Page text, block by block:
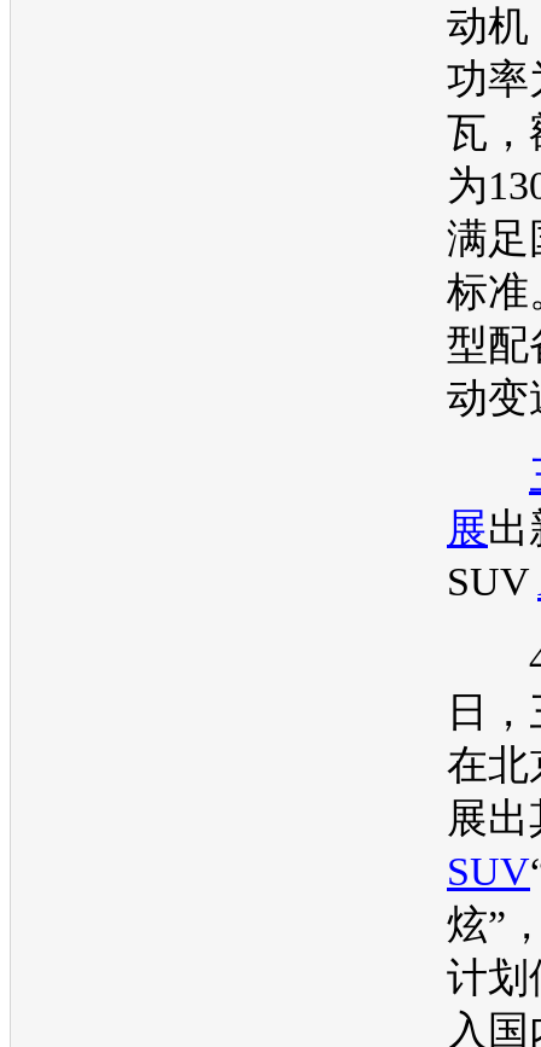
动机
功率
瓦，
为
满
标准
型配
动变
展出
SUV
4
日，
在北
展
SUV
炫”
计划
入